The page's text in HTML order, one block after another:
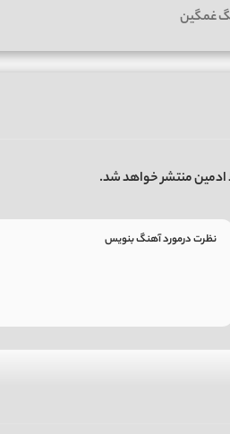
غمگین
ادمین منتشر خواهد شد.